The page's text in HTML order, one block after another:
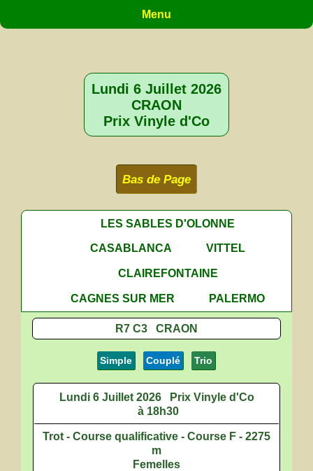
Menu
Lundi 6 Juillet 2026
CRAON
Prix Vinyle d'Co
Bas de Page
LES SABLES D'OLONNE
CASABLANCA
VITTEL
CLAIREFONTAINE
CAGNES SUR MER
PALERMO
R7 C3 CRAON
Simple Couplé Trio
Lundi 6 Juillet 2026
Prix Vinyle d'Co
à 18h30
Trot - Course qualificative - Course F - 2275
m
Femelles